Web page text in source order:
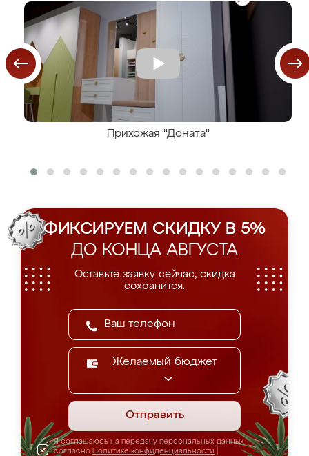
Прихожая "Доната"
ФИКСИРУЕМ СКИДКУ В 5%
ДО КОНЦА АВГУСТА
Оставьте заявку сейчас, скидка
сохранится.
Желаемый бюджет
Отправить
Я соглашаюсь на передачу персональных данных
согласно Политике конфиденциальности